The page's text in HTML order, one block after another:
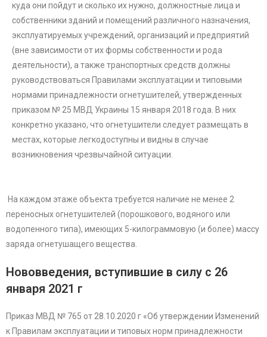
куда они пойдут и сколько их нужно, должностные лица и
собственники зданий и помещений различного назначения,
эксплуатируемых учреждений, организаций и предприятий
(вне зависимости от их формы собственности и рода
деятельности), а также транспортных средств должны
руководствоваться Правилами эксплуатации и типовыми
нормами принадлежности огнетушителей, утвержденных
приказом № 25 МВД Украины 15 января 2018 года. В них
конкретно указано, что огнетушители следует размещать в
местах, которые легкодоступны и видны в случае
возникновения чрезвычайной ситуации.
На каждом этаже объекта требуется наличие не менее 2
переносных огнетушителей (порошкового, водяного или
водопенного типа), имеющих 5-килограммовую (и более) массу
заряда огнетушащего вещества.
Нововведения, вступившие в силу с 26
января 2021 г
Приказ МВД № 765 от 28.10.2020 г «Об утверждении Изменений
к Правилам эксплуатации и типовых норм принадлежности